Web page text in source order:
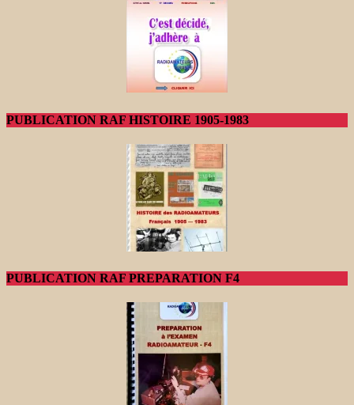
PUBLICATION RAF HISTOIRE 1905-1983
PUBLICATION RAF PREPARATION F4